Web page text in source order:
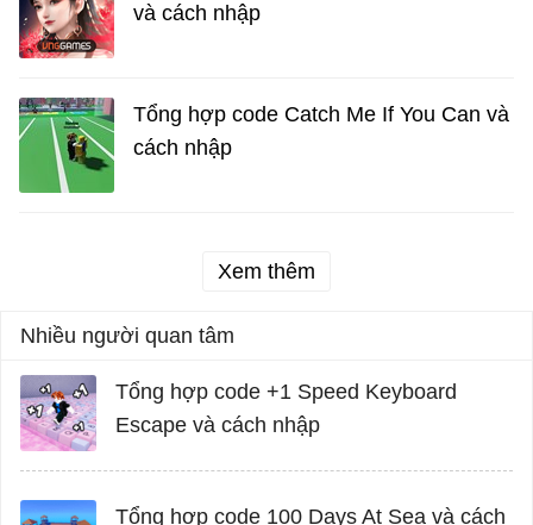
và cách nhập
Tổng hợp code Catch Me If You Can và
cách nhập
Xem thêm
Nhiều người quan tâm
Tổng hợp code +1 Speed Keyboard
Escape và cách nhập
Tổng hợp code 100 Days At Sea và cách